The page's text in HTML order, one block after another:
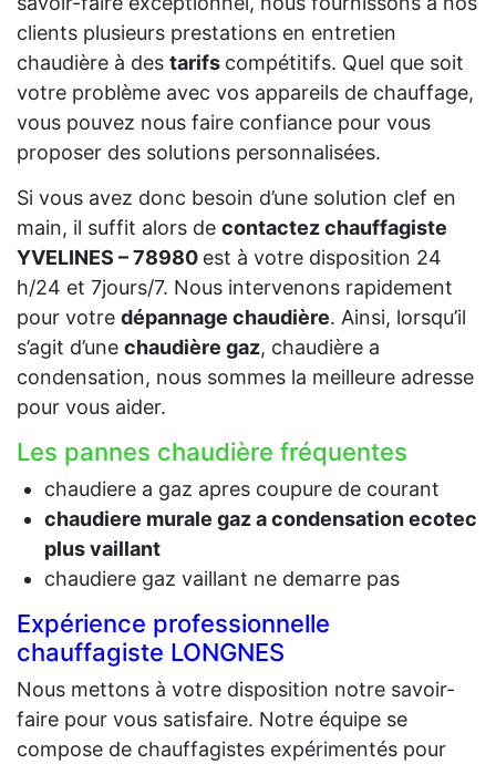
clients plusieurs prestations en entretien
chaudière à des tarifs compétitifs. Quel que soit
votre problème avec vos appareils de chauffage,
vous pouvez nous faire confiance pour vous
proposer des solutions personnalisées.
Si vous avez donc besoin d’une solution clef en
main, il suffit alors de contactez chauffagiste
YVELINES – 78980 est à votre disposition 24
h/24 et 7jours/7. Nous intervenons rapidement
pour votre dépannage chaudière. Ainsi, lorsqu’il
s’agit d’une chaudière gaz, chaudière a
condensation, nous sommes la meilleure adresse
pour vous aider.
Les pannes chaudière fréquentes
chaudiere a gaz apres coupure de courant
chaudiere murale gaz a condensation ecotec
plus vaillant
chaudiere gaz vaillant ne demarre pas
Expérience professionnelle
chauffagiste LONGNES
Nous mettons à votre disposition notre savoir-
faire pour vous satisfaire. Notre équipe se
compose de chauffagistes expérimentés pour